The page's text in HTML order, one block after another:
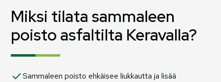
Miksi tilata sammaleen
poisto asfaltilta Keravalla?
Sammaleen poisto ehkäisee liukkautta ja lisää